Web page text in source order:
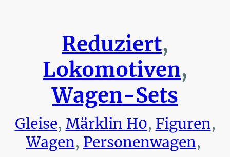
Reduziert,
Lokomotiven,
Wagen-Sets
Gleise, Märklin H0, Figuren,
Wagen, Personenwagen,